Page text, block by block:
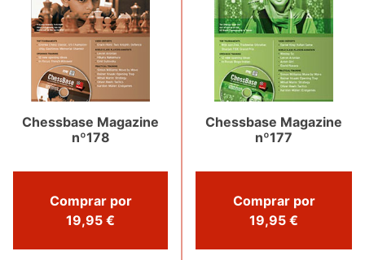
Chessbase Magazine
nº178
Comprar por
19,95 €
Chessbase Magazine
nº177
Comprar por
19,95 €